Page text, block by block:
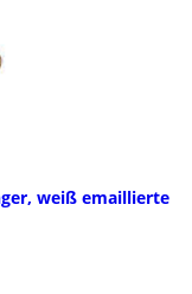
weiß emaillierte